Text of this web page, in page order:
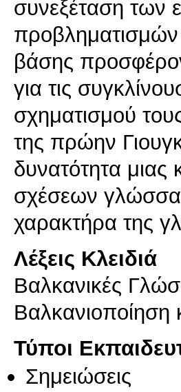
συνεξέταση των
προβληματισμών
βάσης
για τις
σχηματισμού
της πρώην
δυνατότητα μιας
σχέσεων γλώσσας
χαρακτήρα της
Λέξεις Κλειδιά
Βαλκανικές
Βαλκανιοποίηση
Τύποι
Σημειώσεις